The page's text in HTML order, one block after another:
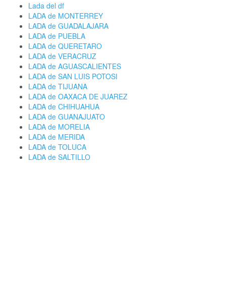
Lada del df
LADA de MONTERREY
LADA de GUADALAJARA
LADA de PUEBLA
LADA de QUERETARO
LADA de VERACRUZ
LADA de AGUASCALIENTES
LADA de SAN LUIS POTOSI
LADA de TIJUANA
LADA de OAXACA DE JUAREZ
LADA de CHIHUAHUA
LADA de GUANAJUATO
LADA de MORELIA
LADA de MERIDA
LADA de TOLUCA
LADA de SALTILLO